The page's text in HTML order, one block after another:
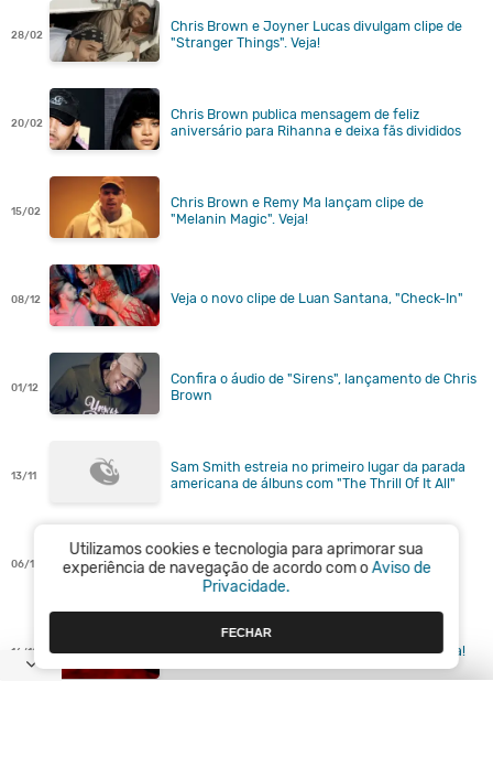
28/02
Chris Brown e Joyner Lucas divulgam clipe de
"Stranger Things". Veja!
20/02
Chris Brown publica mensagem de feliz
aniversário para Rihanna e deixa fãs divididos
15/02
Chris Brown e Remy Ma lançam clipe de
"Melanin Magic". Veja!
08/12 Veja o novo clipe de Luan Santana, "Check-In"
01/12
Confira o áudio de "Sirens", lançamento de Chris
Brown
13/11
Sam Smith estreia no primeiro lugar da parada
americana de álbuns com "The Thrill Of It All"
06/11
Novos álbuns de Kelly Clarkson e Chris Brown
estreiam no top 5 da parada americana
16/10 Chris Brown lança clipe de "High End". Assista!
Utilizamos cookies e tecnologia para aprimorar sua
experiência de navegação de acordo com oAviso de
Privacidade.
FECHAR